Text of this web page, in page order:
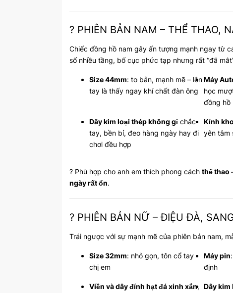
? PHIÊN BẢN NAM – THỂ THAO,
Chiếc đồng hồ nam gây ấn tượng mạnh ngay từ
số nhiều tầng, bố cục phức tạp nhưng rất “đã
Size 44mm: to bản, mạnh mẽ – lên
tay là thấy ngay khí chất đàn ông
Máy
học
đồng hồ
Dây kim loại thép không gỉ chắc
tay, bền bỉ, đeo hàng ngày hay đi
chơi đều hợp
Kính
yên tâm
? Phù hợp cho anh em thích phong cáchthể thao
ngày rất ổn.
? PHIÊN BẢN NỮ – ĐIỆU ĐÀ,
Trái ngược với sự mạnh mẽ của phiên bản nam,
Size 32mm: nhỏ gọn, tôn cổ tay
chị em
Máy pin
định
Viền và dây đính hạt đá xinh xắn, Dây kim